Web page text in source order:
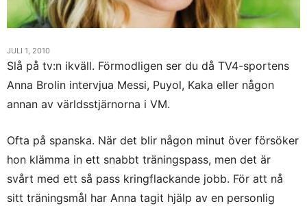
JULI 1, 2010
Slå på tv:n ikväll. Förmodligen ser du då TV4-sportens
Anna Brolin intervjua Messi, Puyol, Kaka eller någon
annan av världsstjärnorna i VM.
Ofta på spanska. När det blir någon minut över försöker
hon klämma in ett snabbt träningspass, men det är
svårt med ett så pass kringflackande jobb. För att nå
sitt träningsmål har Anna tagit hjälp av en personlig